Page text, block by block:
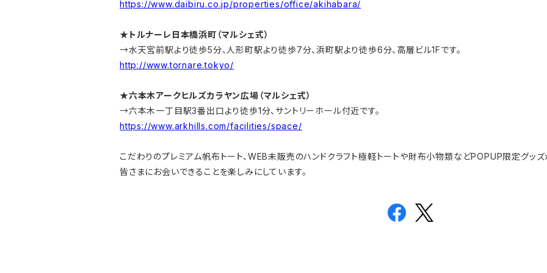
https://www.daibiru.co.jp/properties/office/akihabara/
★トルナーレ日本橋浜町 （マルシェ式）
→水天宮前駅より徒歩5分、人形町駅より徒歩7分、浜町駅より徒歩6分、高層ビル1Fです。
http://www.tornare.tokyo/
★六本木アークヒルズカラヤン広場（マルシェ式）
→六本木一丁目駅3番出口より徒歩1分、サントリーホール付近です。
https://www.arkhills.com/facilities/space/
こだわりのプレミアム帆布トート、WEB未販売のハンドクラフト極軽トートや財布小物類などPOPUP限定グッ
皆さまにお会いできることを楽しみにしています。